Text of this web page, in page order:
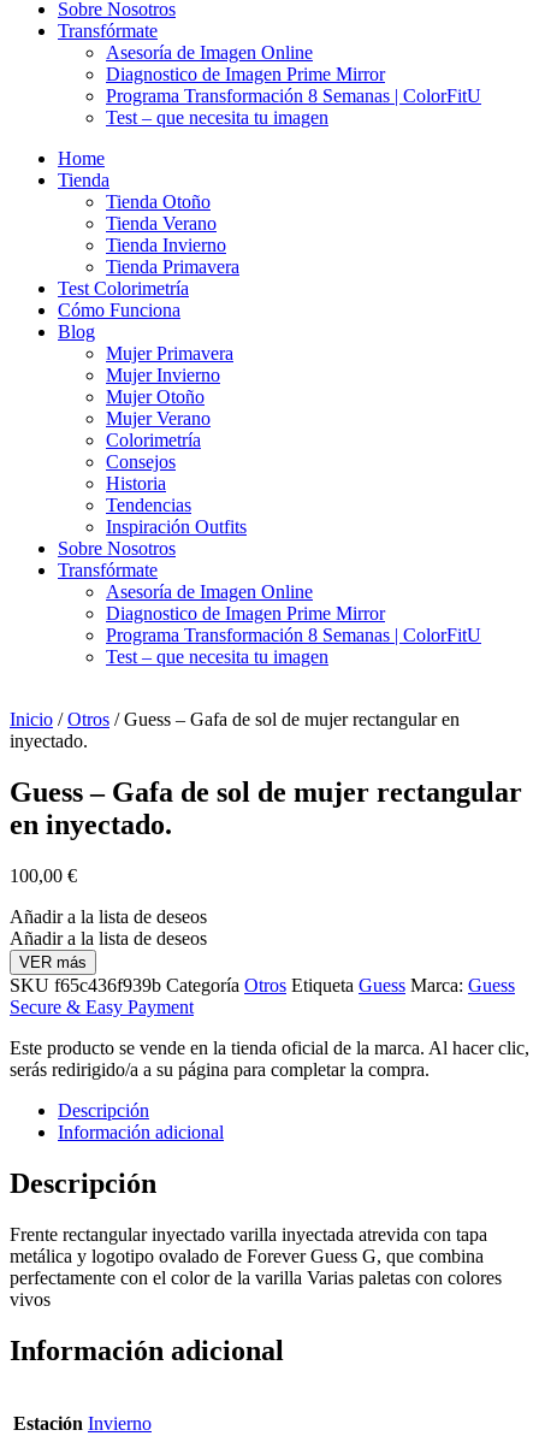
Sobre Nosotros
Transfórmate
Asesoría de Imagen Online
Diagnostico de Imagen Prime Mirror
Programa Transformación 8 Semanas | ColorFitU
Test – que necesita tu imagen
Home
Tienda
Tienda Otoño
Tienda Verano
Tienda Invierno
Tienda Primavera
Test Colorimetría
Cómo Funciona
Blog
Mujer Primavera
Mujer Invierno
Mujer Otoño
Mujer Verano
Colorimetría
Consejos
Historia
Tendencias
Inspiración Outfits
Sobre Nosotros
Transfórmate
Asesoría de Imagen Online
Diagnostico de Imagen Prime Mirror
Programa Transformación 8 Semanas | ColorFitU
Test – que necesita tu imagen
Inicio /Otros / Guess – Gafa de sol de mujer rectangular en
inyectado.
Guess – Gafa de sol de mujer rectangular
en inyectado.
100,00 €
Añadir a la lista de deseos
Añadir a la lista de deseos
VER más
SKU f65c436f939b Categoría Otros Etiqueta Guess Marca: Guess
Secure & Easy Payment
Este producto se vende en la tienda oficial de la marca. Al hacer clic,
serás redirigido/a a su página para completar la compra.
Descripción
Información adicional
Descripción
Frente rectangular inyectado varilla inyectada atrevida con tapa
metálica y logotipo ovalado de Forever Guess G, que combina
perfectamente con el color de la varilla Varias paletas con colores
vivos
Información adicional
Estación Invierno